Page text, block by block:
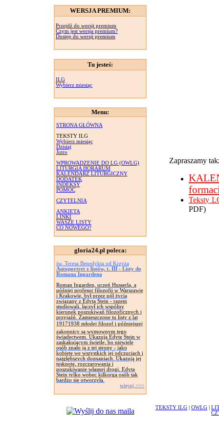
WERSJA PREMIUM:
Przejdź do wersji premium
Czym jest wersja premium?
Dostęp do wersji premium
Tu jesteś:
ILG
Wybierz miesiąc
Menu:
STRONA GŁÓWNA
TEKSTY ILG
Wybierz miesiąc
Dzisiaj
Jutro
WPROWADZENIE DO LG (OWLG)
LITURGIA HORARUM
KALENDARZ LITURGICZNY
DODATEK
INDEKSY
POMOC
CZYTELNIA
ANKIETA
LINKI
WASZE LISTY
CO NOWEGO?
gloria24.pl poleca:
św. Teresa Benedykta od Krzyża
Autoportret z listów, t. III - Listy do
Romana Ingardena
Roman Ingarden, uczeń Husserla, a
później profesor filozofii w Warszawie
i Krakowie, był przez pół życia
związany z Edytą Stein - razem
studiowali, łączył ich wspólny
kierunek poszukiwań filozoficznych i
przyjaźń. Zamieszczone tu listy z lat
19171938 młodej filozof i późniejszej
zakonnicy są wymownym tego
świadectwem. Ukazują Edytę Stein w
zaskakującym świetle, bo niewiele
osób znało ją z tej strony - jako
kobietę we wszystkich jej odczuciach i
najgłębszych doznaniach. Ukazują jej
tęsknotę, rozczarowania i
poszukiwanie własnej drogi. Edyta
Stein tylko wobec kilkorga osób tak
bardzo się otworzyła.
więcej >>>
Zapraszamy
Teksty
PDF)
TEKSTY ILG OWLG